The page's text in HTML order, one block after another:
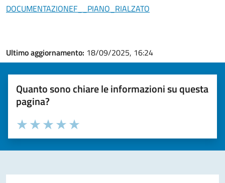
DOCUMENTAZIONEF__PIANO_RIALZATO
Ultimo aggiornamento: 18/09/2025, 16:24
Quanto sono chiare le informazioni su questa
pagina?
Valuta la chiarezza delle informazioni (da 1 a 5 stelle)
Seleziona il numero di stelle per valutare la chiarezza delle
Valuta 5 stelle su 5
Valuta 4 stelle su 5
Valuta 3 stelle su 5
Valuta 2 stelle su 5
Valuta 1 stelle su 5